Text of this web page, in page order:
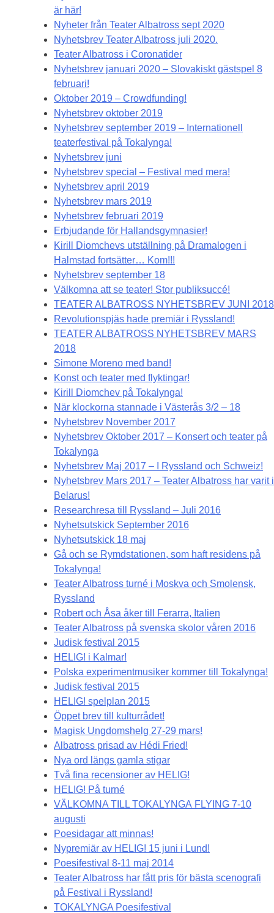
är här!
Nyheter från Teater Albatross sept 2020
Nyhetsbrev Teater Albatross juli 2020.
Teater Albatross i Coronatider
Nyhetsbrev januari 2020 – Slovakiskt gästspel 8
februari!
Oktober 2019 – Crowdfunding!
Nyhetsbrev oktober 2019
Nyhetsbrev september 2019 – Internationell
teaterfestival på Tokalynga!
Nyhetsbrev juni
Nyhetsbrev special – Festival med mera!
Nyhetsbrev april 2019
Nyhetsbrev mars 2019
Nyhetsbrev februari 2019
Erbjudande för Hallandsgymnasier!
Kirill Diomchevs utställning på Dramalogen i
Halmstad fortsätter… Kom!!!
Nyhetsbrev september 18
Välkomna att se teater! Stor publiksuccé!
TEATER ALBATROSS NYHETSBREV JUNI 2018
Revolutionspjäs hade premiär i Ryssland!
TEATER ALBATROSS NYHETSBREV MARS
2018
Simone Moreno med band!
Konst och teater med flyktingar!
Kirill Diomchev på Tokalynga!
När klockorna stannade i Västerås 3/2 – 18
Nyhetsbrev November 2017
Nyhetsbrev Oktober 2017 – Konsert och teater på
Tokalynga
Nyhetsbrev Maj 2017 – I Ryssland och Schweiz!
Nyhetsbrev Mars 2017 – Teater Albatross har varit i
Belarus!
Researchresa till Ryssland – Juli 2016
Nyhetsutskick September 2016
Nyhetsutskick 18 maj
Gå och se Rymdstationen, som haft residens på
Tokalynga!
Teater Albatross turné i Moskva och Smolensk,
Ryssland
Robert och Åsa åker till Ferarra, Italien
Teater Albatross på svenska skolor våren 2016
Judisk festival 2015
HELIG! i Kalmar!
Polska experimentmusiker kommer till Tokalynga!
Judisk festival 2015
HELIG! spelplan 2015
Öppet brev till kulturrådet!
Magisk Ungdomshelg 27-29 mars!
Albatross prisad av Hédi Fried!
Nya ord längs gamla stigar
Två fina recensioner av HELIG!
HELIG! På turné
VÄLKOMNA TILL TOKALYNGA FLYING 7-10
augusti
Poesidagar att minnas!
Nypremiär av HELIG! 15 juni i Lund!
Poesifestival 8-11 maj 2014
Teater Albatross har fått pris för bästa scenografi
på Festival i Ryssland!
TOKALYNGA Poesifestival